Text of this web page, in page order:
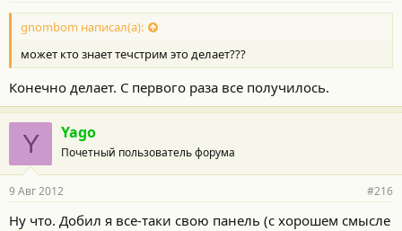
gnombom написал(а):
может кто знает течстрим это делает???
Конечно делает. С первого раза все получилось.
Y Yago
Почетный пользователь форума
9 Авг 2012 #216
Ну что. Добил я все-таки свою панель (с хорошем смысле